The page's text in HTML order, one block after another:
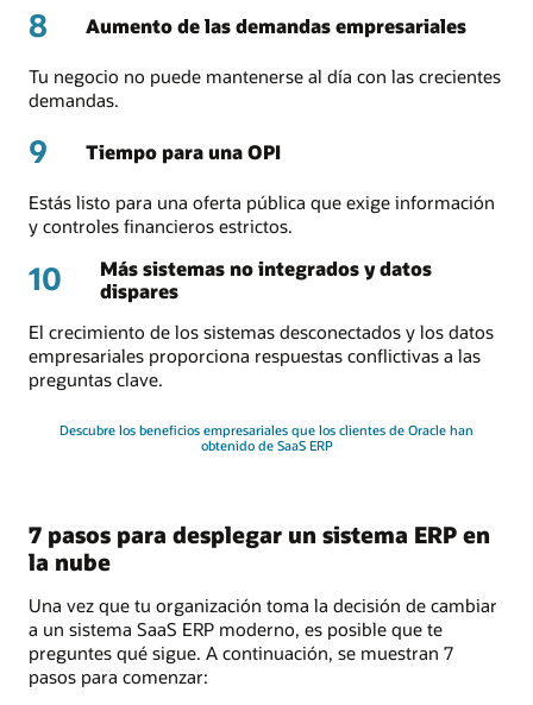
8 Aumento de las demandas empresariales
Tu negocio no puede mantenerse al día con las crecientes
demandas.
9 Tiempo para una OPI
Estás listo para una oferta pública que exige información
y controles financieros estrictos.
10
Más sistemas no integrados y datos
dispares
El crecimiento de los sistemas desconectados y los datos
empresariales proporciona respuestas conflictivas a las
preguntas clave.
Descubre los beneficios empresariales que los clientes de Oracle han
obtenido de SaaS ERP
7 pasos para desplegar un sistema ERP en
la nube
Una vez que tu organización toma la decisión de cambiar
a un sistema SaaS ERP moderno, es posible que te
preguntes qué sigue. A continuación, se muestran 7
pasos para comenzar: